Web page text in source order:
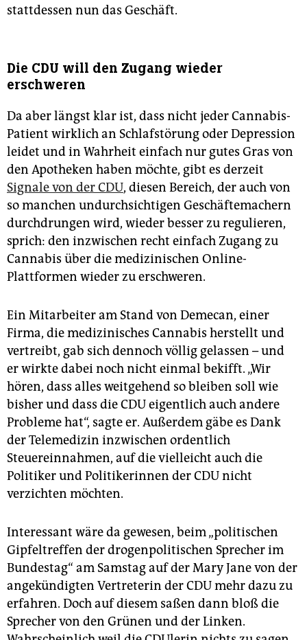
stattdessen nun das Geschäft.
Die CDU will den Zugang wieder
erschweren
Da aber längst klar ist, dass nicht jeder Cannabis-
Patient wirklich an Schlafstörung oder Depression
leidet und in Wahrheit einfach nur gutes Gras von
den Apotheken haben möchte, gibt es derzeit
Signale von der CDU, diesen Bereich, der auch von
so manchen undurchsichtigen Geschäftemachern
durchdrungen wird, wieder besser zu regulieren,
sprich: den inzwischen recht einfach Zugang zu
Cannabis über die medizinischen Online-
Plattformen wieder zu erschweren.
Ein Mitarbeiter am Stand von Demecan, einer
Firma, die medizinisches Cannabis herstellt und
vertreibt, gab sich dennoch völlig gelassen – und
er wirkte dabei noch nicht einmal bekifft. „Wir
hören, dass alles weitgehend so bleiben soll wie
bisher und dass die CDU eigentlich auch andere
Probleme hat“, sagte er. Außerdem gäbe es Dank
der Telemedizin inzwischen ordentlich
Steuereinnahmen, auf die vielleicht auch die
Politiker und Politikerinnen der CDU nicht
verzichten möchten.
Interessant wäre da gewesen, beim „politischen
Gipfeltreffen der drogenpolitischen Sprecher im
Bundestag“ am Samstag auf der Mary Jane von der
angekündigten Vertreterin der CDU mehr dazu zu
erfahren. Doch auf diesem saßen dann bloß die
Sprecher von den Grünen und der Linken.